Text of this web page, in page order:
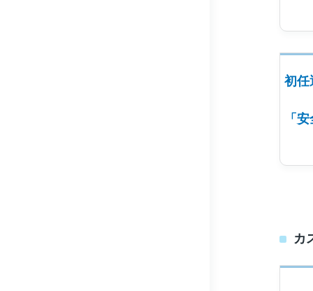
初任
「
カ